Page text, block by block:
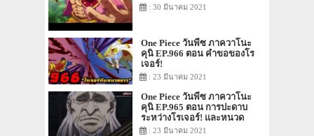
: 30 มีนาคม 2021
One Piece วันพีซ ภาควาโนะ
คุนิ EP.966 ตอน คำขอของโร
เจอร์!
: 23 มีนาคม 2021
One Piece วันพีซ ภาควาโนะ
คุนิ EP.965 ตอน การปะดาบ
ระหว่างโรเจอร์! และหนวด
ขาว!: 23 มีนาคม 2021